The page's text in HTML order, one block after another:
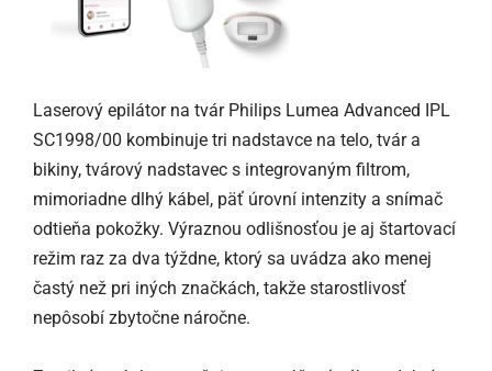
Laserový epilátor na tvár Philips Lumea Advanced IPL
SC1998/00 kombinuje tri nadstavce na telo, tvár a
bikiny, tvárový nadstavec s integrovaným filtrom,
mimoriadne dlhý kábel, päť úrovní intenzity a snímač
odtieňa pokožky. Výraznou odlišnosťou je aj štartovací
režim raz za dva týždne, ktorý sa uvádza ako menej
častý než pri iných značkách, takže starostlivosť
nepôsobí zbytočne náročne.